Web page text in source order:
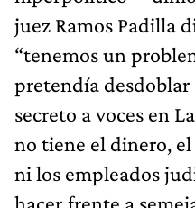
juez Ramos Padilla
“tenemos un
pretendía desdoblar
secreto a voces en
no tiene el dinero,
ni los empleados
hacer frente a